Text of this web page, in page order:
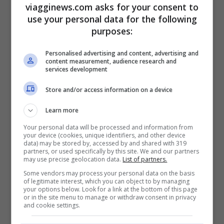
LaFesta del Rosso Conero 2018si svolge
nei giorni divenerdì 7, sabato 8 e
domenica 9 settembre. Un weekend
all’insegna del buon vino e delle specialità
gastronomiche della zona. La Festa del
Rosso Conero quest’anno è giunta alla sua
XXIII edizione, raccogliendo un numero
sempre più elevato di visitatori, anche da
fuori regione.
LaFesta del Rosso Coneroè un vero e
proprio festival del vino che celebra le
eccellenze locali: le uve dei vigneti, l’antica
viagginews.com asks for your consent to
use your personal data for the following
purposes:
Personalised advertising and content, advertising and
content measurement, audience research and
services development
Store and/or access information on a device
Learn more
Your personal data will be processed and information from
your device (cookies, unique identifiers, and other device
data) may be stored by, accessed by and shared with 319
partners, or used specifically by this site. We and our partners
may use precise geolocation data. List of partners.
Some vendors may process your personal data on the basis
of legitimate interest, which you can object to by managing
your options below. Look for a link at the bottom of this page
or in the site menu to manage or withdraw consent in privacy
and cookie settings.